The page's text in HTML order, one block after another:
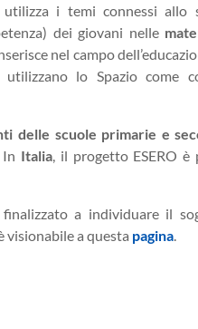
i temi connessi allo
dei giovani nelle
nel campo
lo Spazio come
delle scuole primarie e
Italia, il progetto ESERO è
finalizzato a individuare il
visionabile a questa pagina.